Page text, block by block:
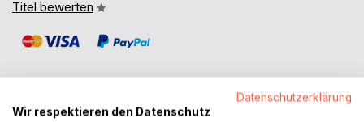
Titel bewerten
Datenschutzerklärung
Wir respektieren den Datenschutz